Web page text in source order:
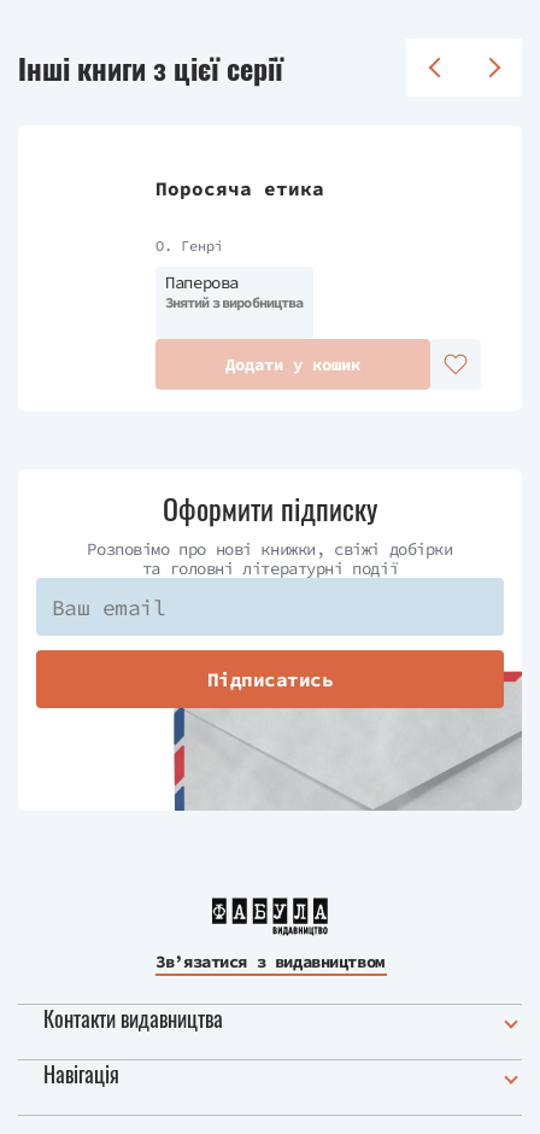
Інші книги з цієї серії
Поросяча етика
О. Генрі
Паперова
Знятий з виробництва
Додати у кошик
Оформити підписку
Розповімо про нові книжки, свіжі добірки
та головні літературні події
Підписатись
Зв’язатися з видавництвом
Контакти видавництва
Навігація